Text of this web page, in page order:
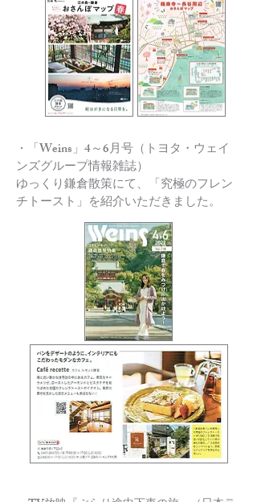
・
「Weins」4～6月号（トヨタ・ウェイ
ンズグループ情報雑誌）
ゆっくり鎌倉散策にて、「究極のフレン
チトースト」を紹介いただきました。